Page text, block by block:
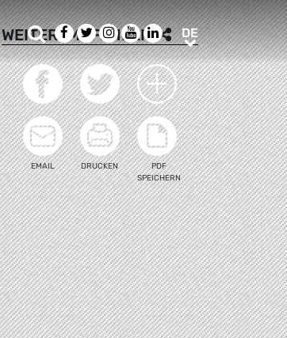
SucheFacebook
TwitterInstagram
Youtube
LinkedIn
DEDE
WEITEREMPFEHLEN
EMAIL DRUCKEN
PDF
SPEICHERN